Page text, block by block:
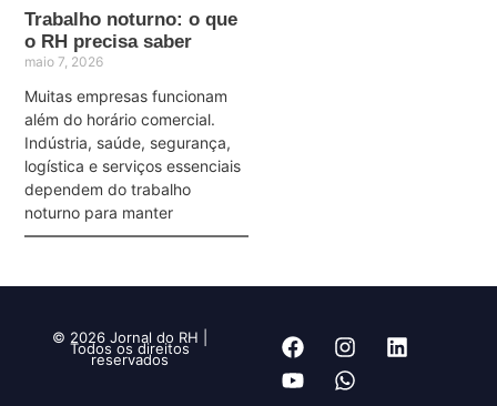
Trabalho noturno: o que
o RH precisa saber
maio 7, 2026
Muitas empresas funcionam
além do horário comercial.
Indústria, saúde, segurança,
logística e serviços essenciais
dependem do trabalho
noturno para manter
© 2026 Jornal do RH |
Todos os direitos
reservados